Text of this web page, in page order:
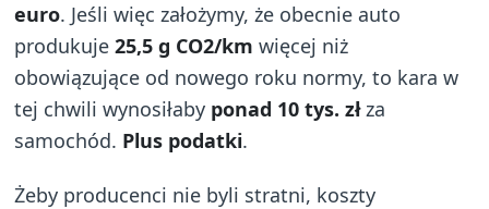
euro. Jeśli więc założymy, że obecnie auto
produkuje25,5 g CO2/km więcej niż
obowiązujące od nowego roku normy, to kara w
tej chwili wynosiłaby ponad 10 tys. złza
samochód. Plus podatki.
Żeby producenci nie byli stratni, koszty